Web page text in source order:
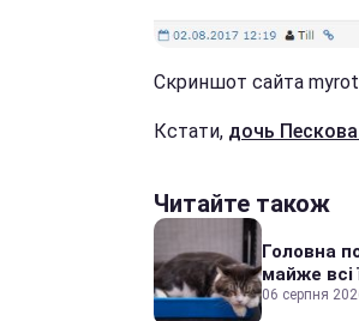
Скриншот сайта
Кстати, дочь
Читайте також
Головна
майже всі
06 серпня